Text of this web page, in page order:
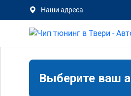
Наши адреса
Выберите ваш